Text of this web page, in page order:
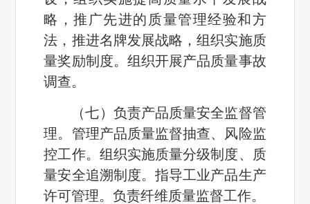
略，推广先进的质量管理经验和方
法，推进名牌发展战略，组织实施质
量奖励制度。组织开展产品质量事故
调查。
（七）负责产品质量安全监督管
理。管理产品质量监督抽查、风险监
控工作。组织实施质量分级制度、质
量安全追溯制度。指导工业产品生产
许可管理。负责纤维质量监督工作。